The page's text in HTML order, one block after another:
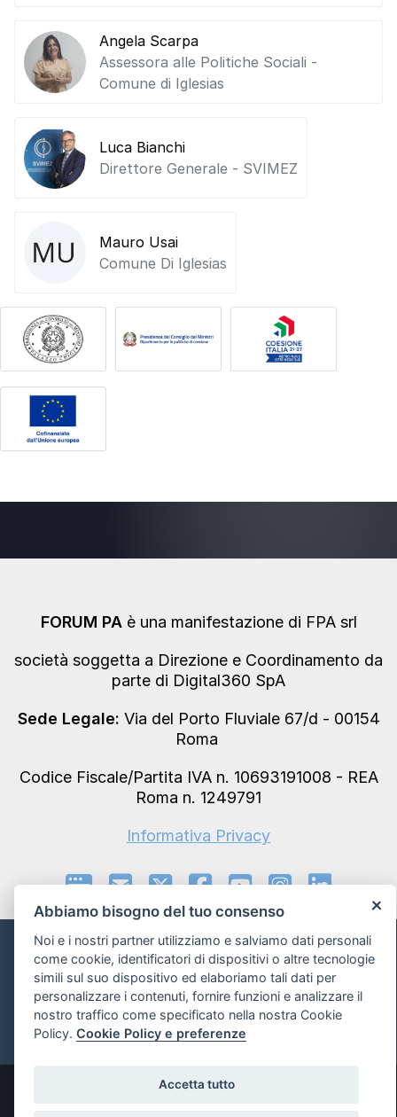
Angela Scarpa
Assessora alle Politiche Sociali -
Comune di Iglesias
Luca Bianchi
Direttore Generale - SVIMEZ
Mauro Usai
Comune Di Iglesias
FORUM PAè una manifestazione di FPA srl
società soggetta a Direzione e Coordinamento da
parte di Digital360 SpA
Sede Legale: Via del Porto Fluviale 67/d - 00154
Roma
Codice Fiscale/Partita IVA n. 10693191008 - REA
Roma n. 1249791
Informativa Privacy
Informativa sui Cookie e preferenze
Powered by
Abbiamo bisogno del tuo consenso
Noi e i nostri partner utilizziamo e salviamo dati personali
come cookie, identificatori di dispositivi o altre tecnologie
simili sul suo dispositivo ed elaboriamo tali dati per
personalizzare i contenuti, fornire funzioni e analizzare il
nostro traffico come specificato nella nostra Cookie
Policy.Cookie Policy e preferenze
Accetta tutto